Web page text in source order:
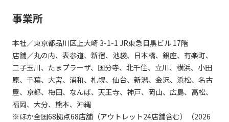
事業所
本社／東京都品川区上大崎 3-1-1 JR東急目黒ビル 17階
店舗／丸の内、表参道、新宿、池袋、日本橋、銀座、有楽町、
二子玉川、たまプラーザ、国分寺、北千住、立川、横浜、小田
原、千葉、大宮、浦和、札幌、仙台、新潟、金沢、浜松、名古
屋、京都、梅田、なんば、天王寺、神戸、岡山、広島、高松、
福岡、大分、熊本、沖縄
※ほか全国68拠点68店舗（アウトレット24店舗含む）（2026